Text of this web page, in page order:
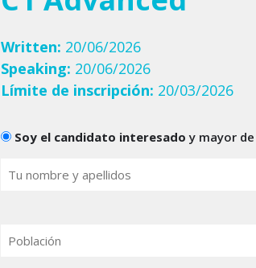
Written: 20/06/2026
Speaking: 20/06/2026
Límite de inscripción: 20/03/2026
Candidats
Soy el candidato interesado y mayor
Tu
(Obligatorio)
Población